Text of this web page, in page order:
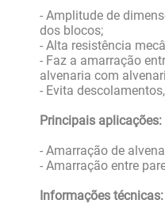
- Amplitude de
dos blocos;
- Alta resistência
- Faz a amarração
alvenaria com
- Evita
Principais aplicações:
- Amarração de
- Amarração entre
Informações técnicas: